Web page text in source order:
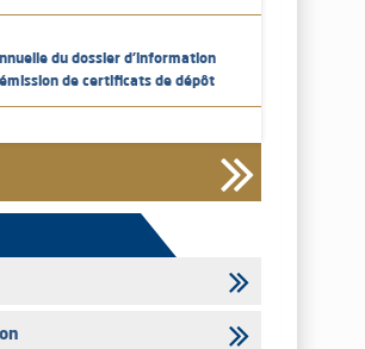
du dossier d’information
de certificats de dépôt
de certificats de dépôt
internet les publications réalisées
du 5 août 2026
internet les publications réalisées